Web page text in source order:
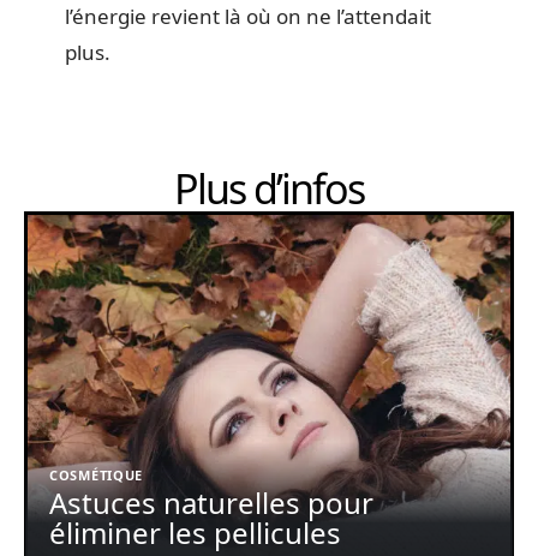
l’énergie revient là où on ne l’attendait
plus.
Plus d’infos
COSMÉTIQUE
Astuces naturelles pour
éliminer les pellicules